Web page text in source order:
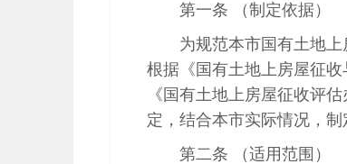
第一条 （制定依据）
为规范本市国有土地
根据《国有土地上房屋征
《国有土地上房屋征收评
定，结合本市实际情况，制
第二条 （适用范围）